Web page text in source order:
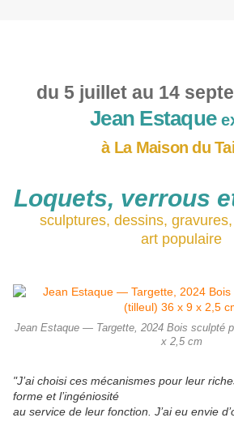
du 5 juillet au 14
Jean Estaque
à La Maison du
Loquets, verrous
sculptures, dessins,
art populaire
Jean Estaque — Targette, 2024 Bois sculpté
x 2,5 cm
"J’ai choisi ces mécanismes pour leur
forme et l’ingéniosité
au service de leur fonction. J’ai eu envie